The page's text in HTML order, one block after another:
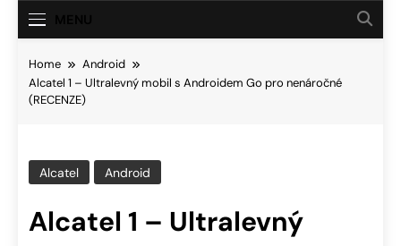
Novinkám
Home
Android
Alcatel 1 – Ultralevný mobil s Androidem Go pro nenáročné
(RECENZE)
Alcatel Android
Alcatel 1 – Ultralevný